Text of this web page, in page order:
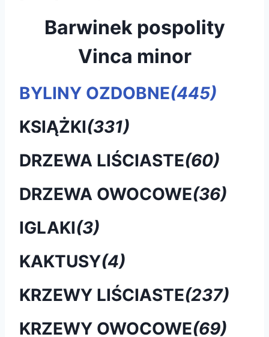
Barwinek pospolity
Vinca minor
BYLINY OZDOBNE(445)
KSIĄŻKI(331)
DRZEWA LIŚCIASTE(60)
DRZEWA OWOCOWE(36)
IGLAKI(3)
KAKTUSY(4)
KRZEWY LIŚCIASTE(237)
KRZEWY OWOCOWE(69)